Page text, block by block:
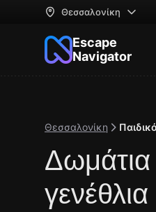
Θεσσαλονίκη
Escape
Navigator
Θεσσαλονίκη